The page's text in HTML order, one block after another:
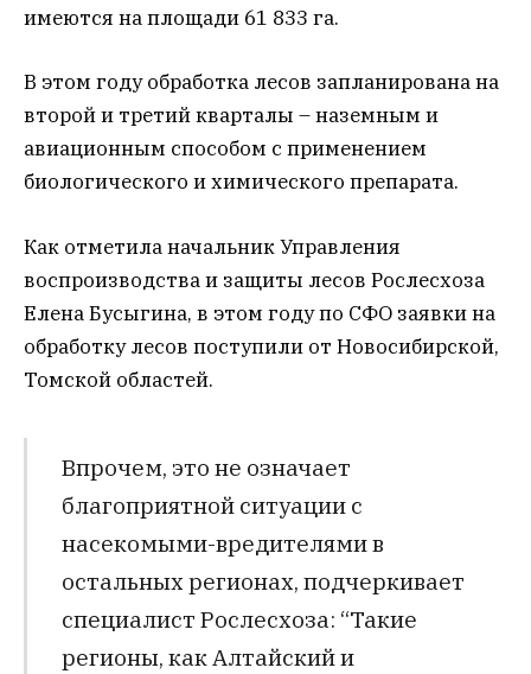
имеются на площади 61 833 га.
В этом году обработка лесов запланирована на
второй и третий кварталы – наземным и
авиационным способом с применением
биологического и химического препарата.
Как отметила начальник Управления
воспроизводства и защиты лесов Рослесхоза
Елена Бусыгина, в этом году по СФО заявки на
обработку лесов поступили от Новосибирской,
Томской областей.
Впрочем, это не означает
благоприятной ситуации с
насекомыми-вредителями в
остальных регионах, подчеркивает
специалист Рослесхоза: “Такие
регионы, как Алтайский и